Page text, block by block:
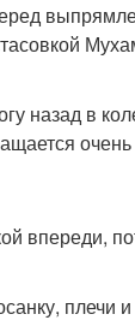
назад в
впереди,
плечи и